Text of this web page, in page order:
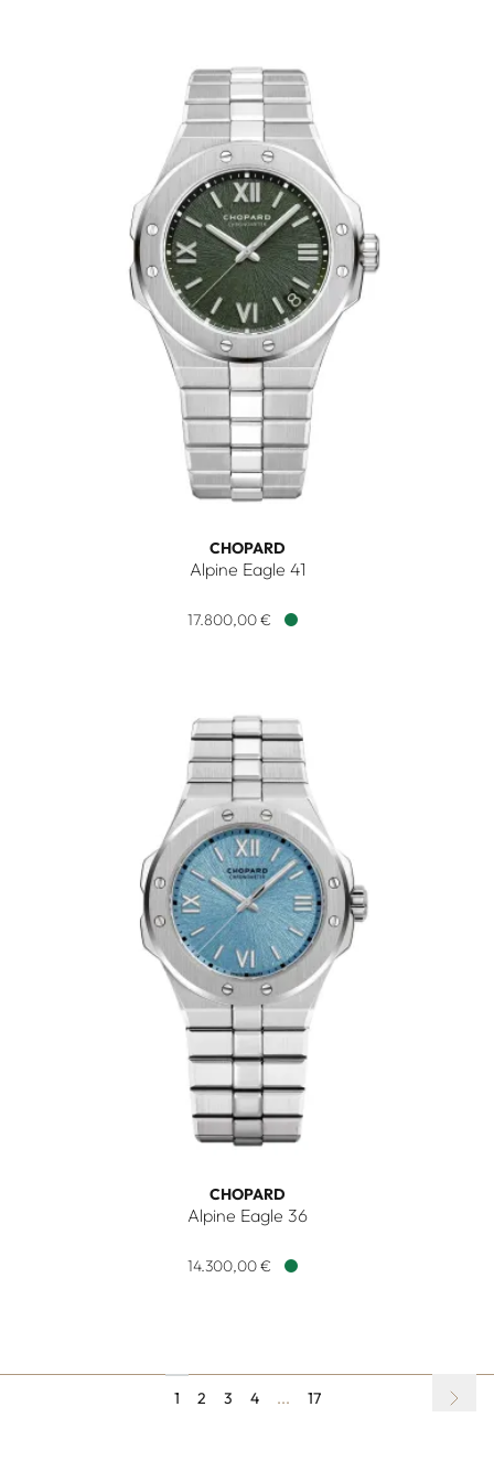
CHOPARD
Alpine Eagle 41
17.800,00 €
CHOPARD
Alpine Eagle 36
14.300,00 €
1 2 3 4 ... 17